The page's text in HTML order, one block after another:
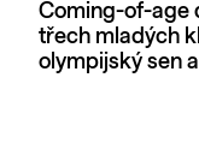
Coming-of-age
třech mladých
olympijský sen